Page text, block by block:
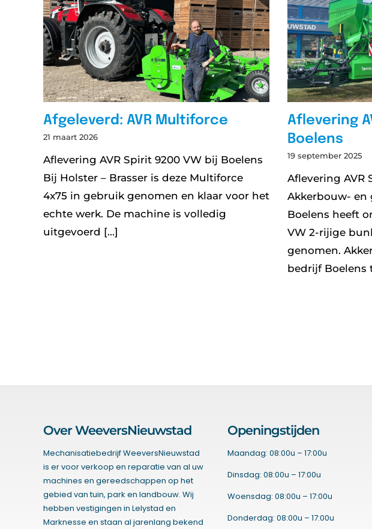
Afgeleverd: AVR Multiforce
21 maart 2026
Aflevering AVR Spirit 9200 VW bij Boelens
Bij Holster – Brasser is deze Multiforce
4x75 in gebruik genomen en klaar voor het
echte werk. De machine is volledig
uitgevoerd [...]
Aflevering
Boelens
19 september 2025
Aflevering AVR
Akkerbouw-
Boelens heeft
VW 2-rijige
genomen.
bedrijf Boelens
Over WeeversNieuwstad
Mechanisatiebedrijf WeeversNieuwstad
is er voor verkoop en reparatie van al uw
machines en gereedschappen op het
gebied van tuin, park en landbouw. Wij
hebben vestigingen in Lelystad en
Marknesse en staan al jarenlang bekend
Openingstijden
Maandag: 08:00u – 17:00u
Dinsdag: 08:00u – 17:00u
Woensdag: 08:00u – 17:00u
Donderdag: 08:00u – 17:00u